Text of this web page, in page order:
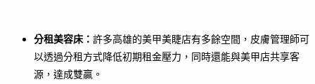
分租美容床： 許多高雄的美甲美睫店有多餘空間，皮膚管理師可
以透過分租方式降低初期租金壓力，同時還能與美甲店共享客
源，達成雙贏。